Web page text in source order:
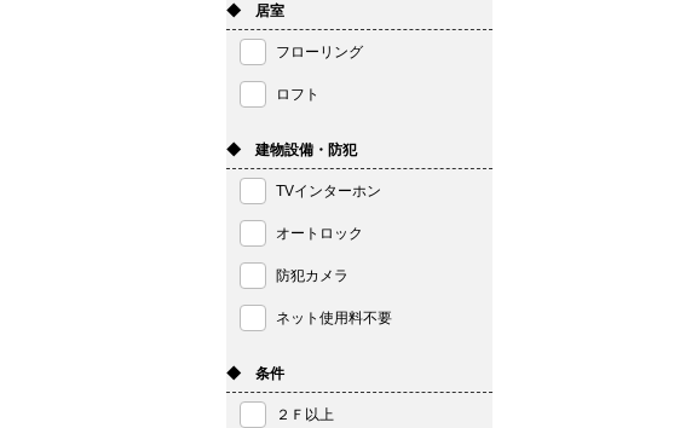
◆ 居室
フローリング
ロフト
◆ 建物設備・防犯
TVインターホン
オートロック
防犯カメラ
ネット使用料不要
◆ 条件
２Ｆ以上